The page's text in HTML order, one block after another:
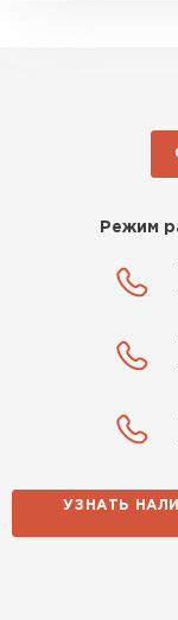
Режим
УЗНАТЬ